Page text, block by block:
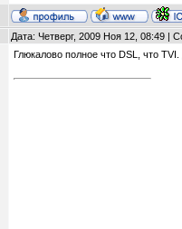
Дата: Четверг, 2009 Ноя 12, 08:49 |
Глюкалово полное что DSL, что